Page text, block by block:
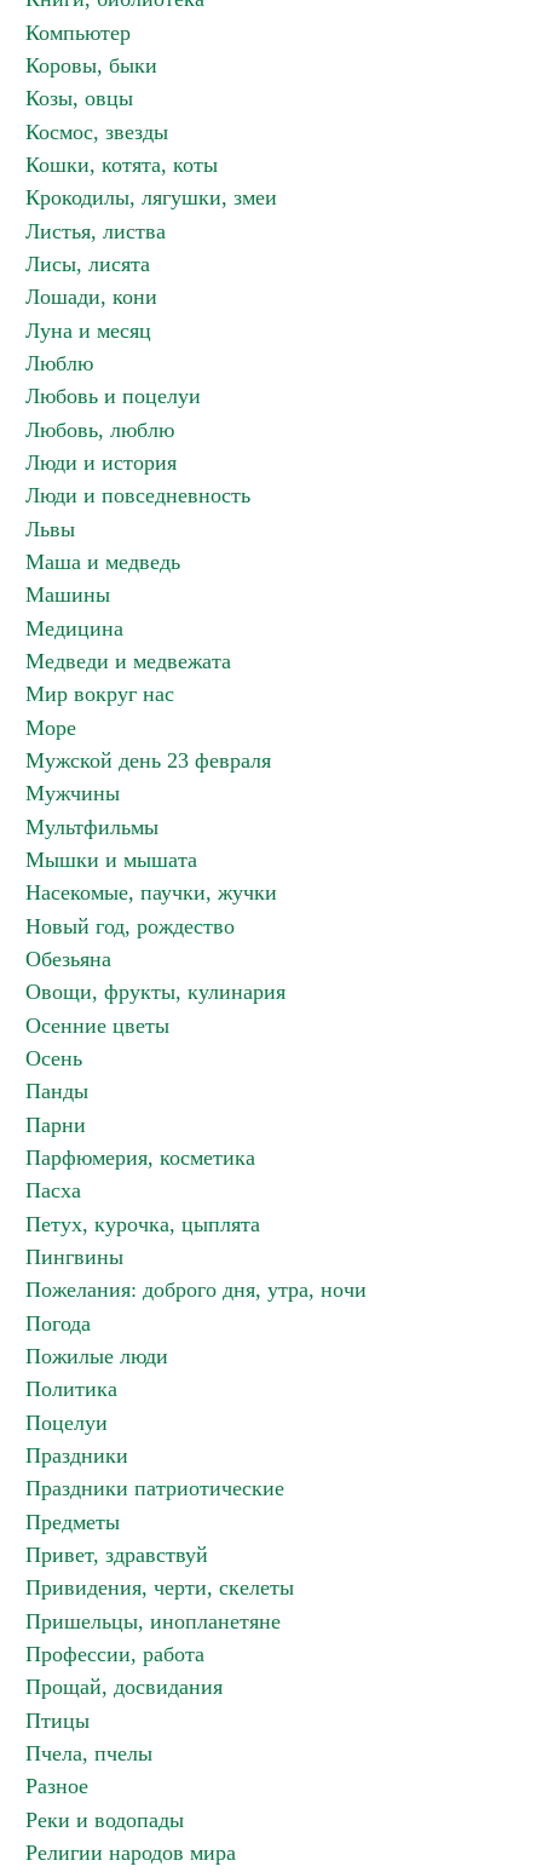
Компьютер
Коровы, быки
Козы, овцы
Космос, звезды
Кошки, котята, коты
Крокодилы, лягушки, змеи
Листья, листва
Лисы, лисята
Лошади, кони
Луна и месяц
Люблю
Любовь и поцелуи
Любовь, люблю
Люди и история
Люди и повседневность
Львы
Маша и медведь
Машины
Медицина
Медведи и медвежата
Мир вокруг нас
Море
Мужской день 23 февраля
Мужчины
Мультфильмы
Мышки и мышата
Насекомые, паучки, жучки
Новый год, рождество
Обезьяна
Овощи, фрукты, кулинария
Осенние цветы
Осень
Панды
Парни
Парфюмерия, косметика
Пасха
Петух, курочка, цыплята
Пингвины
Пожелания: доброго дня, утра, ночи
Погода
Пожилые люди
Политика
Поцелуи
Праздники
Праздники патриотические
Предметы
Привет, здравствуй
Привидения, черти, скелеты
Пришельцы, инопланетяне
Профессии, работа
Прощай, досвидания
Птицы
Пчела, пчелы
Разное
Реки и водопады
Религии народов мира